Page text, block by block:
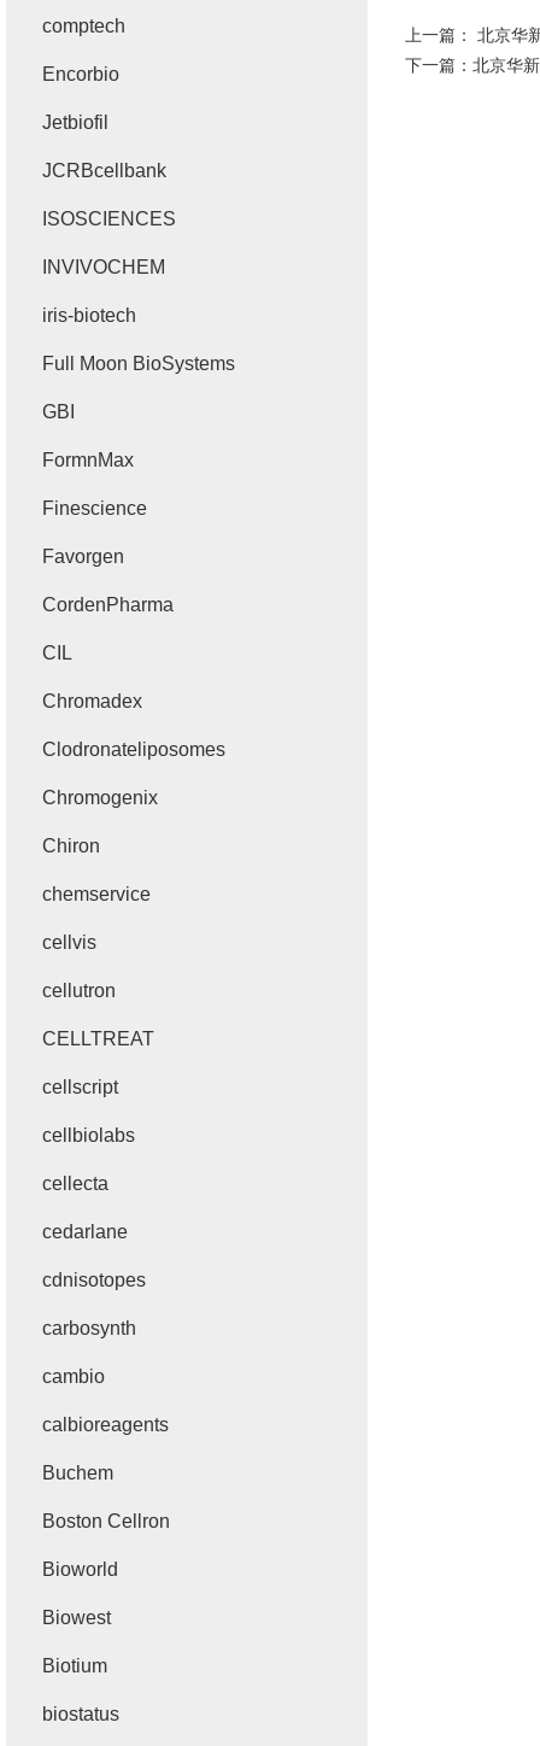
上一篇： 北京华
下一篇： 北京华
comptech
Encorbio
Jetbiofil
JCRBcellbank
ISOSCIENCES
INVIVOCHEM
iris-biotech
Full Moon BioSystems
GBI
FormnMax
Finescience
Favorgen
CordenPharma
CIL
Chromadex
Clodronateliposomes
Chromogenix
Chiron
chemservice
cellvis
cellutron
CELLTREAT
cellscript
cellbiolabs
cellecta
cedarlane
cdnisotopes
carbosynth
cambio
calbioreagents
Buchem
Boston Cellron
Bioworld
Biowest
Biotium
biostatus